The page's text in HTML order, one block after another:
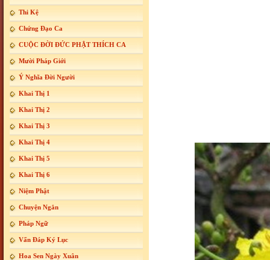
Thi Kệ
Chứng Đạo Ca
CUỘC ĐỜI ĐỨC PHẬT THÍCH CA
Mười Pháp Giới
Ý Nghĩa Đời Người
Khai Thị 1
Khai Thị 2
Khai Thị 3
Khai Thị 4
Khai Thị 5
Khai Thị 6
Niệm Phật
Chuyện Ngắn
Pháp Ngữ
Vấn Đáp Ký Lục
Hoa Sen Ngày Xuân